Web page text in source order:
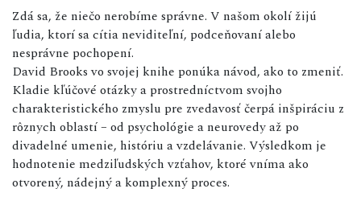
Zdá sa, že niečo nerobíme správne. V našom okolí žijú
ľudia, ktorí sa cítia neviditeľní, podceňovaní alebo
nesprávne pochopení.
David Brooks vo svojej knihe ponúka návod, ako to zmeniť.
Kladie kľúčové otázky a prostredníctvom svojho
charakteristického zmyslu pre zvedavosť čerpá inšpiráciu z
rôznych oblastí – od psychológie a neurovedy až po
divadelné umenie, históriu a vzdelávanie. Výsledkom je
hodnotenie medziľudských vzťahov, ktoré vníma ako
otvorený, nádejný a komplexný proces.